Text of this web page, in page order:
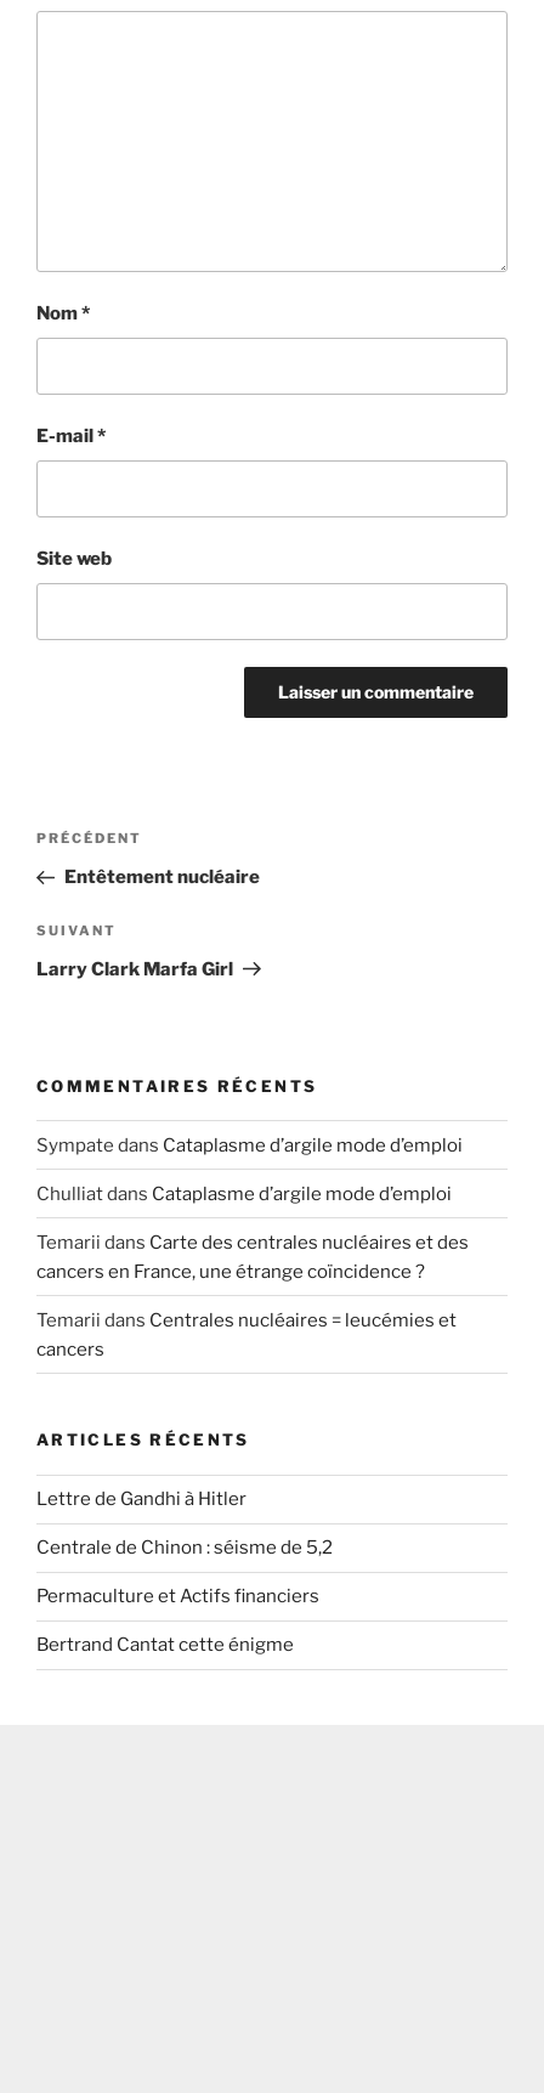
Nom*
E-mail*
Site web
Navigation
l’article
Article
précédent
PRÉCÉDENT
Entêtement nucléaire
Article
suivant
SUIVANT
Larry Clark Marfa Girl
COMMENTAIRES RÉCENTS
Sympate dans Cataplasme d’argile mode d’emploi
Chulliatdans Cataplasme d’argile mode d’emploi
Temarii dans Carte des centrales nucléaires et des
cancers en France, une étrange coïncidence ?
Temarii dans Centrales nucléaires = leucémies et
cancers
ARTICLES RÉCENTS
Lettre de Gandhi à Hitler
Centrale de Chinon : séisme de 5,2
Permaculture et Actifs financiers
Bertrand Cantat cette énigme